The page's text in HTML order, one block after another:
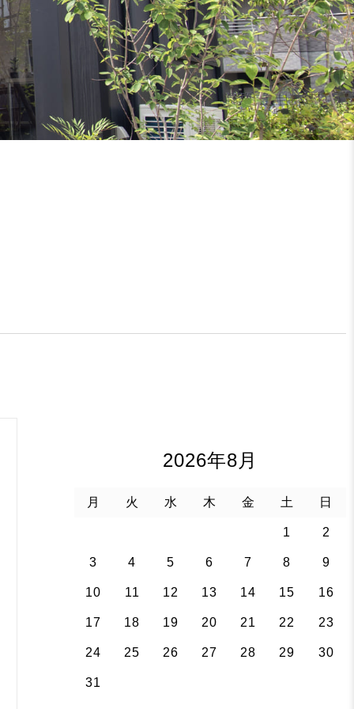
2026年8月
月 火 水 木 金 土 日
1 2
3 4 5 6 7 8 9
10 11 12 13 14 15 16
17 18 19 20 21 22 23
24 25 26 27 28 29 30
31